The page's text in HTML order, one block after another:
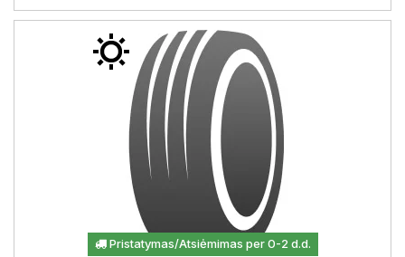
Pristatymas/Atsiėmimas per 0-2 d.d.